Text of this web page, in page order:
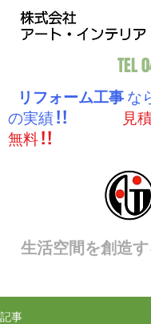
TEL
リフォーム工事な
の実績 ! !
見
無料 ! !
生活空間を創造す
記事